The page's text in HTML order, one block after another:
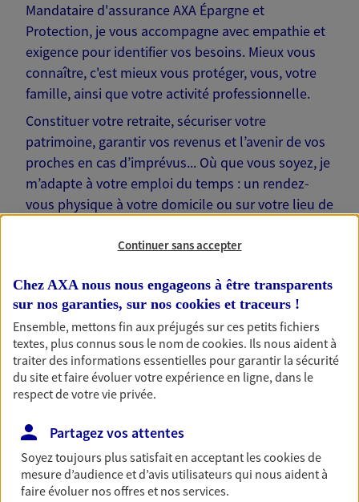
Mandataire d'assurance AXA Épargne et
Protection, je vous accompagne avec empathie et
exigence pour identifier vos besoins. Mieux vous
connaître, c'est mieux vous protéger, vous, votre
famille, ainsi que votre activité professionnelle.
Constituer votre retraite, sécuriser votre
patrimoine, garantir vos revenus et l’avenir de vos
proches en cas d’imprévus... Où que vous soyez, je
m’adapte à votre emploi du temps : un rendez-
vous physique à votre domicile ou sur votre lieu de
Nos offres phares
Épargne
Réalisez vos projets grâce à votre épargne : achat
immobilier, études des enfants ou voyage autour
du monde… Épargnez à votre rythme et
simplement, selon votre profil.
Continuer sans accepter
Chez AXA nous nous engageons à être transparents
sur nos garanties, sur nos cookies et traceurs !
Ensemble, mettons fin aux préjugés sur ces petits fichiers
textes, plus connus sous le nom decookies. Ils nous aident à
traiter des informations essentielles pour garantir la sécurité
du site et faire évoluer votre expérience en ligne, dans le
respect de votre vie privée.
Partagez vos attentes
Soyez toujours plus satisfait en acceptant lescookiesde
mesure d’audience et d’avis utilisateurs qui nous aident à
faire évoluer nos offres et nos services.